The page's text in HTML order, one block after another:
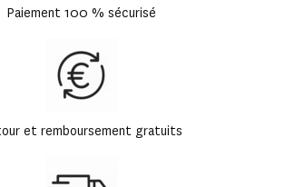
Paiement 100 % sécurisé
et remboursement gratuits